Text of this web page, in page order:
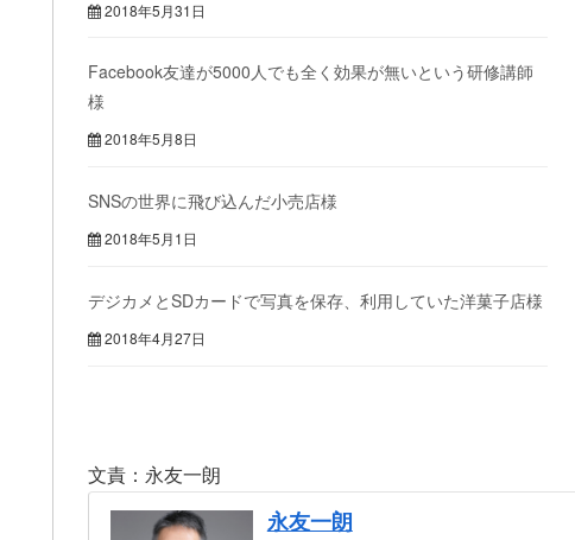
2018年5月31日
Facebook友達が5000人でも全く効果が無いという研修講師
様
2018年5月8日
SNSの世界に飛び込んだ小売店様
2018年5月1日
デジカメとSDカードで写真を保存、利用していた洋菓子店様
2018年4月27日
文責：永友一朗
永友一朗